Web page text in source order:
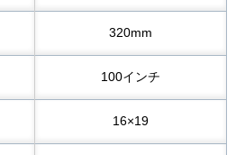
320mm
100インチ
16×19